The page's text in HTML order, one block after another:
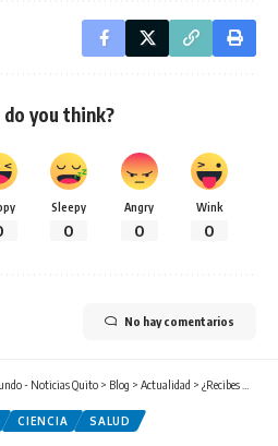
you think?
Sleepy
0
Angry
0
Wink
0
No hay comentarios
- Noticias Quito > Blog > Actualidad > ¿Recibes más radiación en un avión o en una radiografía?
CIENCIA SALUD